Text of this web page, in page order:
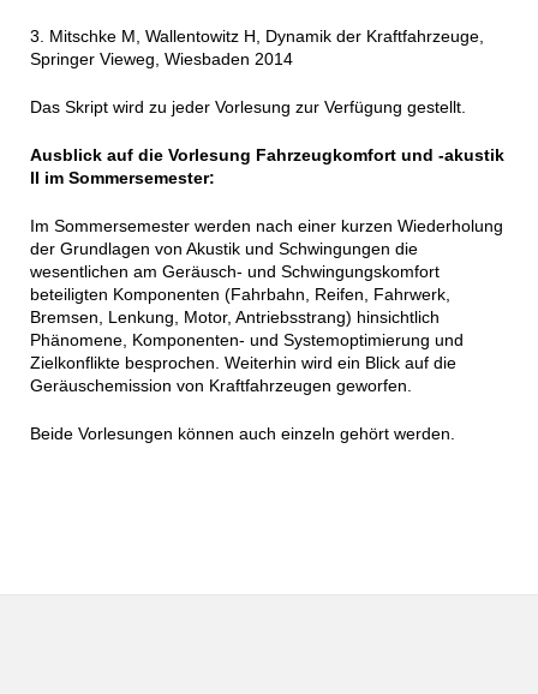
3. Mitschke M, Wallentowitz H, Dynamik der Kraftfahrzeuge,
Springer Vieweg, Wiesbaden 2014
Das Skript wird zu jeder Vorlesung zur Verfügung gestellt.
Ausblick auf die Vorlesung Fahrzeugkomfort und -akustik
II im Sommersemester:
Im Sommersemester werden nach einer kurzen Wiederholung
der Grundlagen von Akustik und Schwingungen die
wesentlichen am Geräusch- und Schwingungskomfort
beteiligten Komponenten (Fahrbahn, Reifen, Fahrwerk,
Bremsen, Lenkung, Motor, Antriebsstrang) hinsichtlich
Phänomene, Komponenten- und Systemoptimierung und
Zielkonflikte besprochen. Weiterhin wird ein Blick auf die
Geräuschemission von Kraftfahrzeugen geworfen.
Beide Vorlesungen können auch einzeln gehört werden.